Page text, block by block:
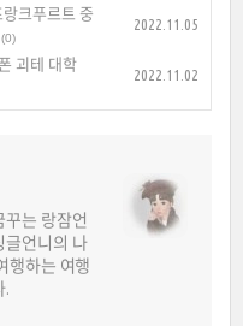
크푸르트 중
(0)
2022.11.05
괴테 대학
2022.11.02
꾸는 랑잠언
글언니의 나
행하는 여행
.